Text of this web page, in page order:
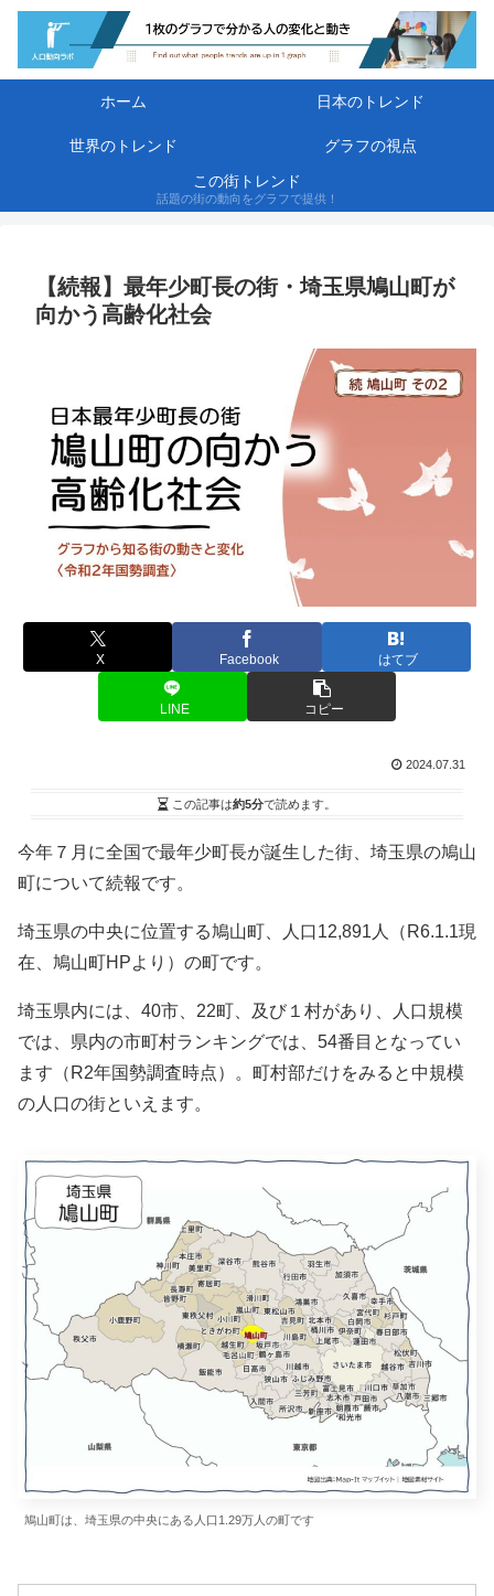
ホーム 日本のトレンド
世界のトレンド
グラフの視点
この街トレンド
話題の街の動向をグラフで提供！
【続報】最年少町長の街・埼玉県鳩山町が
向かう高齢化社会
X Facebook はてブ
LINE コピー
2024.07.31
この記事は約5分で読めます。
今年７月に全国で最年少町長が誕生した街、埼玉県の鳩山
町について続報です。
埼玉県の中央に位置する鳩山町、人口12,891人（R6.1.1現
在、鳩山町HPより）の町です。
埼玉県内には、40市、22町、及び１村があり、人口規模
では、県内の市町村ランキングでは、54番目となってい
ます（R2年国勢調査時点）。町村部だけをみると中規模
の人口の街といえます。
鳩山町は、埼玉県の中央にある人口1.29万人の町です